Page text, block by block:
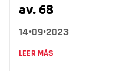
av. 68
14•09•2023
LEER MÁS